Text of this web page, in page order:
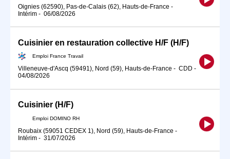
Oignies (62590), Pas-de-Calais (62), Hauts-de-France -
Intérim - 06/08/2026
Cuisinier en restauration collective H/F (H/F)
Emploi France Travail
Villeneuve-d'Ascq (59491), Nord (59), Hauts-de-France - CDD -
04/08/2026
Cuisinier (H/F)
Emploi DOMINO RH
Roubaix (59051 CEDEX 1), Nord (59), Hauts-de-France -
Intérim - 31/07/2026